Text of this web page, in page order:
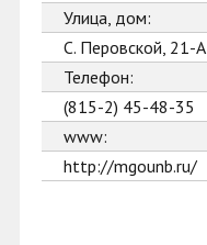
Улица, дом:
С. Перовской, 21-А
Телефон:
(815-2) 45-48-35
www:
http://mgounb.ru/